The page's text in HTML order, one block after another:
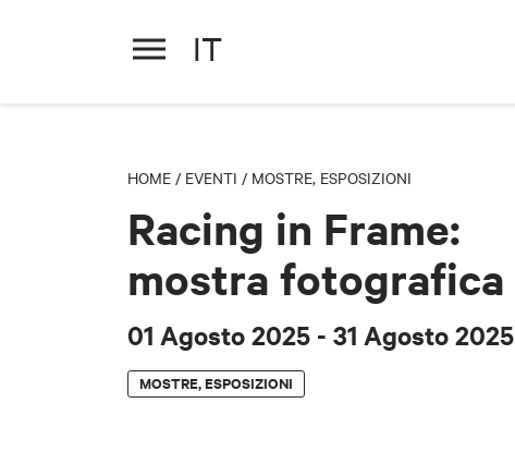
IT
HOME / EVENTI / MOSTRE, ESPOSIZIONI
Racing in Frame:
mostra fotografica
01 Agosto 2025 - 31 Agosto 2025
MOSTRE, ESPOSIZIONI